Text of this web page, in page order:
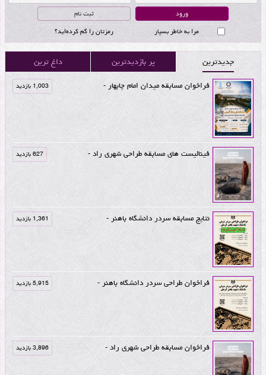
ثبت نام
مرا به خاطر بسپار
رمزتان را گم کرده‌اید؟
جدیدترین پر بازدیدترین داغ ترین
فراخوان مسابقه میدان امام چابهار - 1,003 بازدید
فینالیست های مسابقه طراحی شهری راد - 627 بازدید
نتایج مسابقه سردر دانشگاه باهنر - 1,361 بازدید
فراخوان طراحی سردر دانشگاه باهنر - 5,915 بازدید
فراخوان مسابقه طراحی شهری راد - 3,896 بازدید